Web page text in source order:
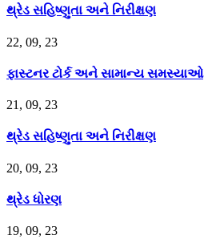
થ્રેડ સહિષ્ણુતા અને નિરીક્ષણ
22, 09, 23
ફાસ્ટનર ટોર્ક અને સામાન્ય સમસ્યાઓ
21, 09, 23
થ્રેડ સહિષ્ણુતા અને નિરીક્ષણ
20, 09, 23
થ્રેડ ધોરણ
19, 09, 23